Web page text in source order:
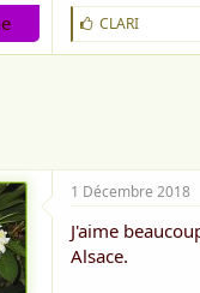
J
'
a
CLARI
1 Décembre 2018
J'aime
Alsace.